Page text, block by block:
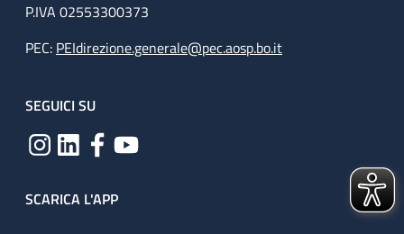
P.IVA 02553300373
PEC: PEIdirezione.generale@pec.aosp.bo.it
SEGUICI SU
SCARICA L'APP